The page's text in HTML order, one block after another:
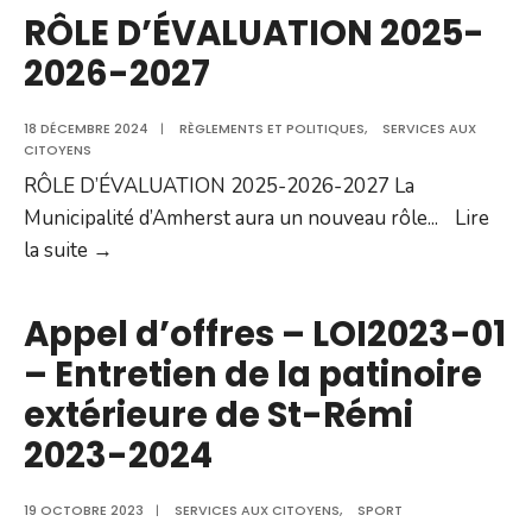
sensibilisation
pour
des
et
rivières
santé
RÔLE D’ÉVALUATION 2025-
2026-2027
18 DÉCEMBRE 2024 | RÈGLEMENTS ET POLITIQUES,
SERVICES AUX
CITOYENS
RÔLE D’ÉVALUATION 2025-2026-2027 La
Municipalité d’Amherst aura un nouveau rôle...
Lire
la suite →
2025-
2026-
2027
Appel d’offres – LOI2023-01
– Entretien de la patinoire
extérieure de St-Rémi
2023-2024
19 OCTOBRE 2023 | SERVICES AUX CITOYENS, SPORT